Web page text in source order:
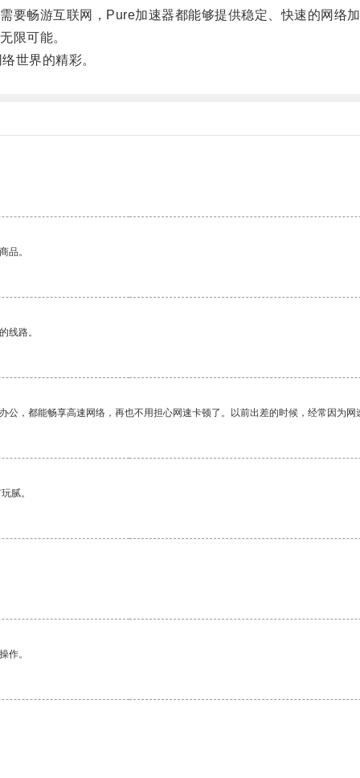
畅游互联网，Pure加速器都能够提供稳定、快速的网络加
限可能。
世界的精彩。
品。
线路。
，都能畅享高速网络，再也不用担心网速卡顿了。以前出差的时候，经常因为
腻。
作。